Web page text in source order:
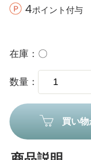
4ポイント付与
在庫 〇
数量
買い